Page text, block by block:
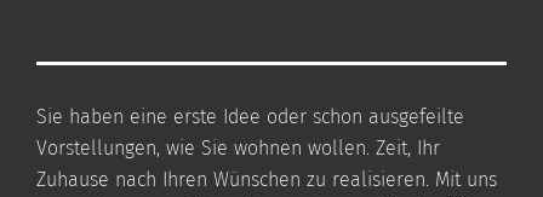
Sie haben eine erste Idee oder schon ausgefeilte
Vorstellungen, wie Sie wohnen wollen. Zeit, Ihr
Zuhause nach Ihren Wünschen zu realisieren. Mit uns